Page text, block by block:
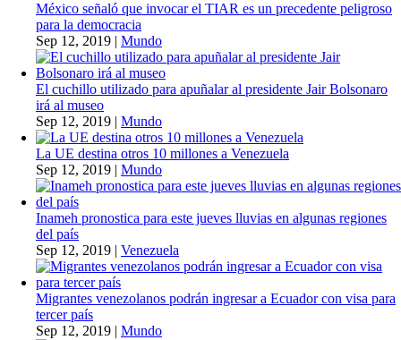
México señaló que invocar el TIAR es un precedente peligroso
para la democracia
Sep 12, 2019 | Mundo
El cuchillo utilizado para apuñalar al presidente Jair Bolsonaro
irá al museo
Sep 12, 2019 | Mundo
La UE destina otros 10 millones a Venezuela
Sep 12, 2019 | Mundo
Inameh pronostica para este jueves lluvias en algunas regiones
del país
Sep 12, 2019 | Venezuela
Migrantes venezolanos podrán ingresar a Ecuador con visa para
tercer país
Sep 12, 2019 | Mundo